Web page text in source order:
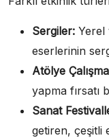
Sergiler: Yerel
eserlerinin
Atölye
yapma fırsatı
Sanat
getiren, çeşitli